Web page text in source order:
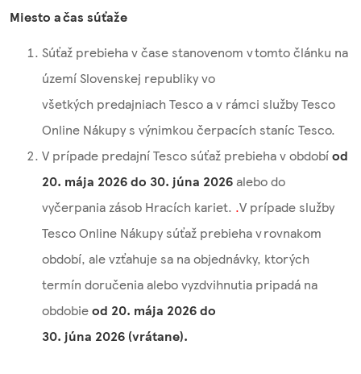
Miesto a čas súťaže
Súťaž prebieha v čase stanovenom v tomto článku na
území Slovenskej republiky vo
všetkých predajniach Tesco a v rámci služby Tesco
Online Nákupy s výnimkou čerpacích staníc Tesco.
V prípade predajní Tesco súťaž prebieha v obdobíod
20. mája 2026 do 30. júna 2026alebo do
vyčerpania zásob Hracích kariet. .V prípade služby
Tesco Online Nákupy súťaž prebieha v rovnakom
období, ale vzťahuje sa na objednávky, ktorých
termín doručenia alebo vyzdvihnutia pripadá na
obdobieod 20. mája 2026 do
30. júna 2026 (vrátane).